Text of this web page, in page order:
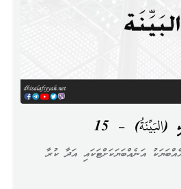
– 15
އަނެއްބަޔަކަށްޓަކައި އަދާ ކުރާ